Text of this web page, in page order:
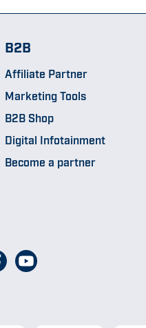
B2B
Affiliate Partner
Marketing Tools
B2B Shop
Digital Infotainment
Become a partner